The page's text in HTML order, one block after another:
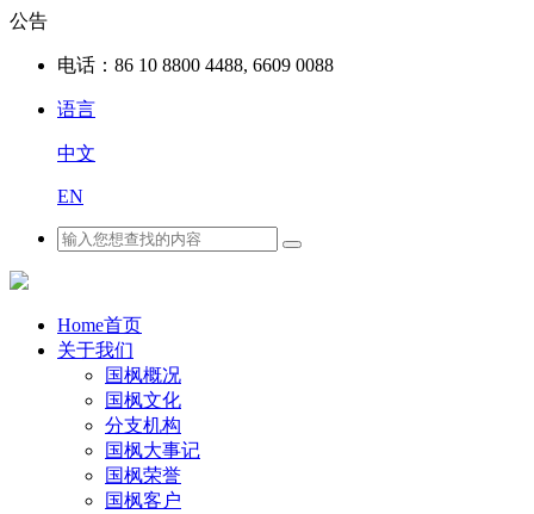
公告
电话： 86 10 8800 4488, 6609 0088
语言
中文
EN
Home首页
关于我们
国枫概况
国枫文化
分支机构
国枫大事记
国枫荣誉
国枫客户